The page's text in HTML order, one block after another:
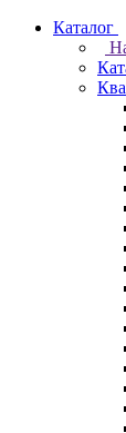
Каталог